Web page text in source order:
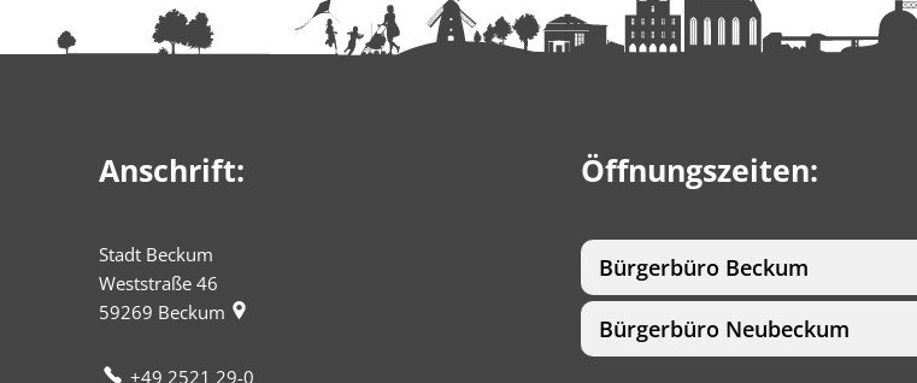
Anschrift:
Stadt Beckum
Weststraße 46
59269 Beckum
+49 2521 29-0
Öffnungszeiten:
Bürgerbüro Beckum
Bürgerbüro Neubeckum